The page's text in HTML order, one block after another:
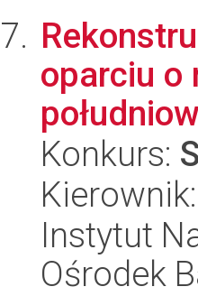
oparciu o
Konkurs:
Instytut
Ośrodek